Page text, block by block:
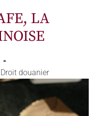
LA
douanier